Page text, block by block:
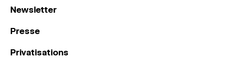
Newsletter
Presse
Privatisations